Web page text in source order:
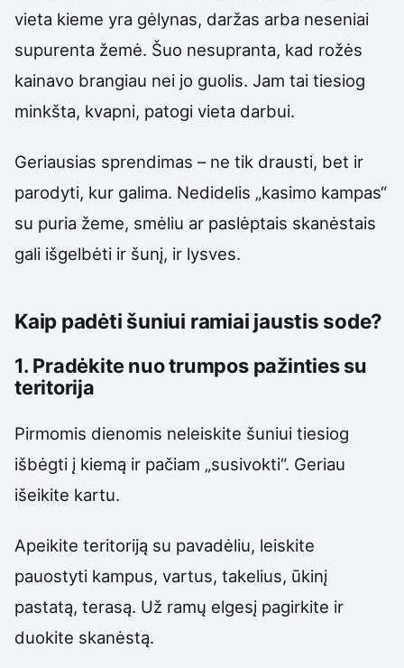
vieta kieme yra gėlynas, daržas arba neseniai
supurenta žemė. Šuo nesupranta, kad rožės
kainavo brangiau nei jo guolis. Jam tai tiesiog
minkšta, kvapni, patogi vieta darbui.
Geriausias sprendimas – ne tik drausti, bet ir
parodyti, kur galima. Nedidelis „kasimo kampas“
su puria žeme, smėliu ar paslėptais skanėstais
gali išgelbėti ir šunį, ir lysves.
Kaip padėti šuniui ramiai jaustis sode?
1. Pradėkite nuo trumpos pažinties su
teritorija
Pirmomis dienomis neleiskite šuniui tiesiog
išbėgti į kiemą ir pačiam „susivokti“. Geriau
išeikite kartu.
Apeikite teritoriją su pavadėliu, leiskite
pauostyti kampus, vartus, takelius, ūkinį
pastatą, terasą. Už ramų elgesį pagirkite ir
duokite skanėstą.